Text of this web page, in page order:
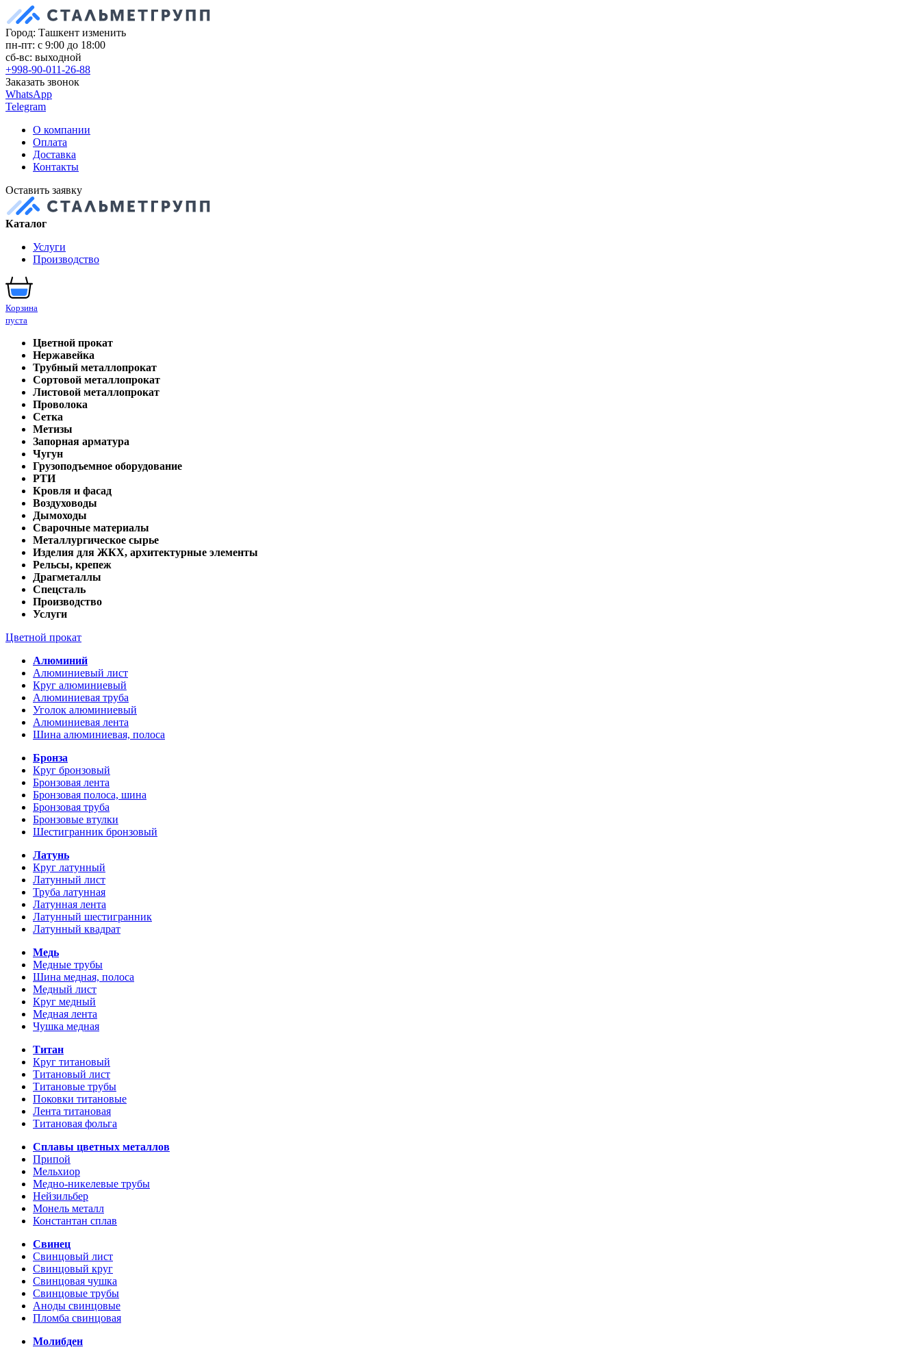
Город: Ташкент изменить
пн-пт: с 9:00 до 18:00
сб-вс: выходной
+998-90-011-26-88
Заказать звонок
WhatsApp
Telegram
О компании
Оплата
Доставка
Контакты
Оставить заявку
Каталог
Услуги
Производство
Корзина
пуста
Цветной прокат
Нержавейка
Трубный металлопрокат
Сортовой металлопрокат
Листовой металлопрокат
Проволока
Сетка
Метизы
Запорная арматура
Чугун
Грузоподъемное оборудование
РТИ
Кровля и фасад
Воздуховоды
Дымоходы
Сварочные материалы
Металлургическое сырье
Изделия для ЖКХ, архитектурные элементы
Рельсы, крепеж
Драгметаллы
Спецсталь
Производство
Услуги
Цветной прокат
Алюминий
Алюминиевый лист
Круг алюминиевый
Алюминиевая труба
Уголок алюминиевый
Алюминиевая лента
Шина алюминиевая, полоса
Бронза
Круг бронзовый
Бронзовая лента
Бронзовая полоса, шина
Бронзовая труба
Бронзовые втулки
Шестигранник бронзовый
Латунь
Круг латунный
Латунный лист
Труба латунная
Латунная лента
Латунный шестигранник
Латунный квадрат
Медь
Медные трубы
Шина медная, полоса
Медный лист
Круг медный
Медная лента
Чушка медная
Титан
Круг титановый
Титановый лист
Титановые трубы
Поковки титановые
Лента титановая
Титановая фольга
Сплавы цветных металлов
Припой
Мельхиор
Медно-никелевые трубы
Нейзильбер
Монель металл
Константан сплав
Свинец
Свинцовый лист
Свинцовый круг
Свинцовая чушка
Свинцовые трубы
Аноды свинцовые
Пломба свинцовая
Молибден